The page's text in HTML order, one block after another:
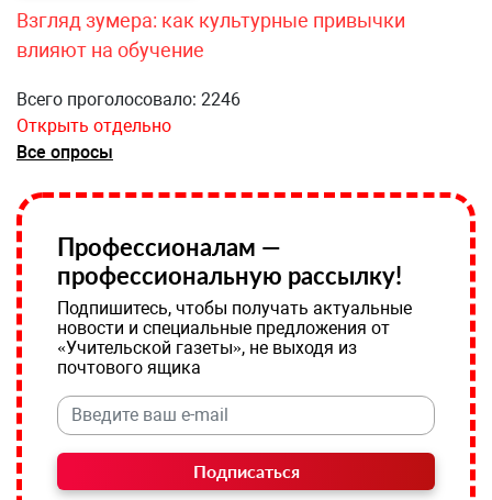
Взгляд зумера: как культурные привычки
влияют на обучение
Всего проголосовало: 2246
Открыть отдельно
Все опросы
Профессионалам —
профессиональную рассылку!
Подпишитесь, чтобы получать актуальные
новости и специальные предложения от
«Учительской газеты», не выходя из
почтового ящика
Подписаться